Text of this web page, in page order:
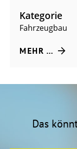
Kategorie
Fahrzeugbau
MEHR …
Das